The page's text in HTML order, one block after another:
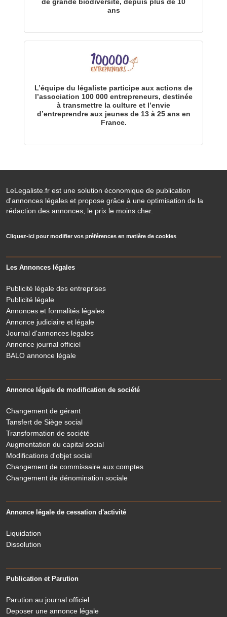
ans
L’équipe du légaliste participe aux actions de
l’association 100 000 entrepreneurs, destinée
à transmettre la culture et l’envie
d’entreprendre aux jeunes de 13 à 25 ans en
France.
LeLegaliste.fr est une solution économique de publication
d'annonces légales et propose grâce à une optimisation de la
rédaction des annonces, le prix le moins cher.
Cliquez-ici pour modifier vos préférences en matière de cookies
Les Annonces légales
Publicité légale des entreprises
Publicité légale
Annonces et formalités légales
Annonce judiciaire et légale
Journal d'annonces legales
Annonce journal officiel
BALO annonce légale
Annonce légale de modification de société
Changement de gérant
Tansfert de Siège social
Transformation de société
Augmentation du capital social
Modifications d'objet social
Changement de commissaire aux comptes
Changement de dénomination sociale
Annonce légale de cessation d'activité
Liquidation
Dissolution
Publication et Parution
Parution au journal officiel
Deposer une annonce légale